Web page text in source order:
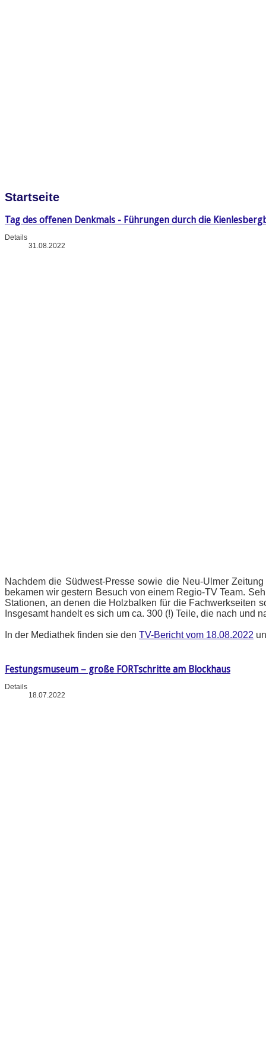
Startseite
Tag des offenen Denkmals - Führungen durch die
Details
31.08.2022
Nachdem die Südwest-Presse sowie die Neu-Ulmer
bekamen wir gestern Besuch von einem Regio-TV Team.
Stationen, an denen die Holzbalken für die Fachwerkseiten
Insgesamt handelt es sich um ca. 300 (!) Teile, die nach und
In der Mediathek finden sie den TV-Bericht vom 18.08.2022
Festungsmuseum – große FORTschritte am Blockhaus
Details
18.07.2022